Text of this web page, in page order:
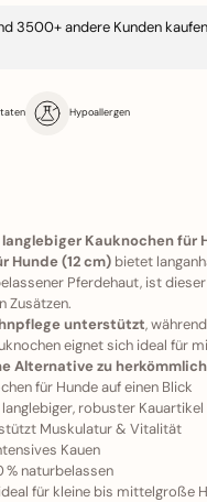
3500+ andere Kunden
Hypoallergen
Kauknochen für
Hunde (12 cm) bietet
Pferdehaut, ist
Zusätzen.
unterstützt,
eignet sich ideal für
Alternative zu
für Hunde auf einen Blick
robuster Kauartikel
Muskulatur & Vitalität
Kauen
% naturbelassen
für kleine bis mittelgroße